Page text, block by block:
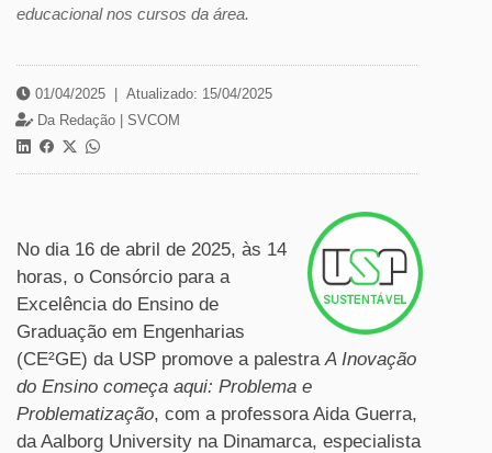
educacional nos cursos da área.
01/04/2025
Atualizado: 15/04/2025
Da Redação | SVCOM
No dia 16 de abril de 2025, às 14
horas, o Consórcio para a
Excelência do Ensino de
Graduação em Engenharias
(CE²GE) da USP promove a palestraA Inovação
do Ensino começa aqui: Problema e
Problematização, com a professora Aida Guerra,
da Aalborg University na Dinamarca, especialista